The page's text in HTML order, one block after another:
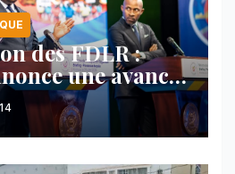
des FDLR :
une avancée
sa ligne